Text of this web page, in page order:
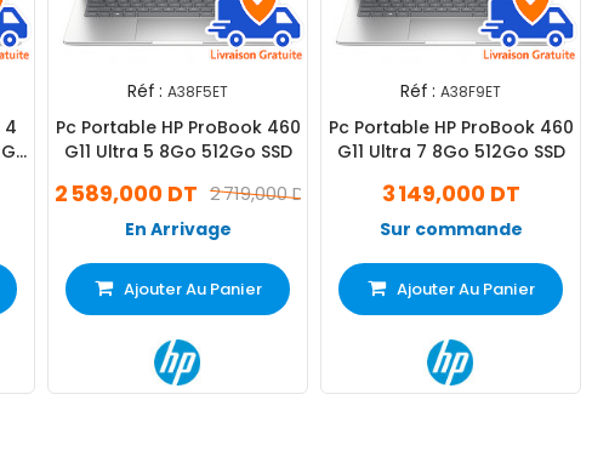
4
Réf : A38F5ET
Pc Portable HP ProBook 460
G11 Ultra 5 8Go 512Go SSD
2 719,000 DT
2 589,000 DT
En Arrivage
Ajouter Au Panier
Réf : A38F9ET
Pc Portable HP ProBook 460
G11 Ultra 7 8Go 512Go SSD
3 149,000 DT
Sur commande
Ajouter Au Panier